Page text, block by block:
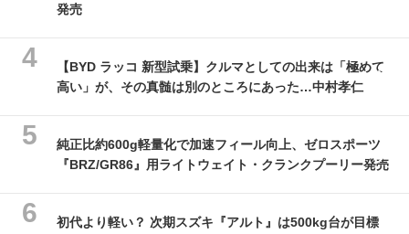
発売
【BYD ラッコ 新型試乗】クルマとしての出来は「極めて
高い」が、その真髄は別のところにあった…中村孝仁
純正比約600g軽量化で加速フィール向上、ゼロスポーツ
『BRZ/GR86』用ライトウェイト・クランクプーリー発売
初代より軽い？ 次期スズキ『アルト』は500kg台が目標